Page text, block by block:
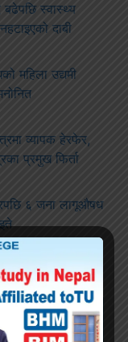
बढेपछि स्वास्थ्य
दाबी
महिला उद्यमी
व्यापक हेरफेर,
प्रमुख फिर्ता
६ जना लागूऔषध